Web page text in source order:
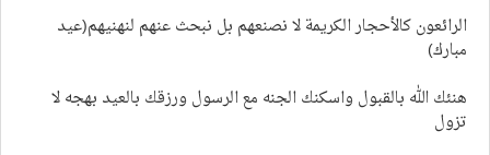
الرائعون كالأحجار الكريمة لا نصنعهم بل نبحث عنهم لنهنيهم(عيد
مبارك)
هنئك الله بالقبول واسكنك الجنه مع الرسول ورزقك بالعيد بهجه لا
تزول